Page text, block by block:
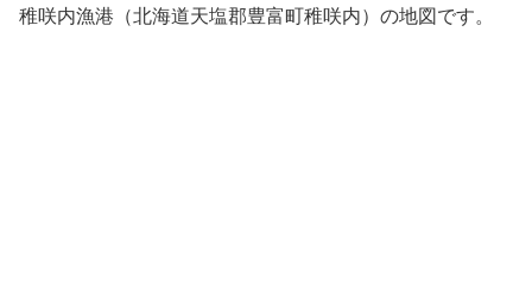
稚咲内漁港（北海道天塩郡豊富町稚咲内）の地図です。